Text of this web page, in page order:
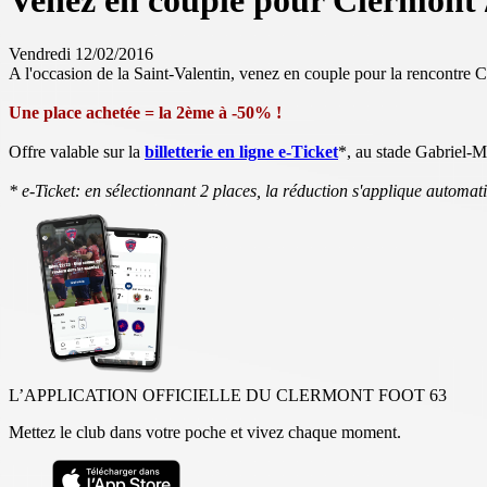
Vendredi 12/02/2016
A l'occasion de la Saint-Valentin, venez en couple pour la rencontre
Une place achetée = la 2ème à -50% !
Offre valable sur la billetterie en ligne e-Ticket*, au stade Gabriel-
* e-Ticket: en sélectionnant 2 places, la réduction s'applique
L’APPLICATION OFFICIELLE DU CLERMONT FOOT 63
Mettez le club dans votre poche et vivez chaque moment.